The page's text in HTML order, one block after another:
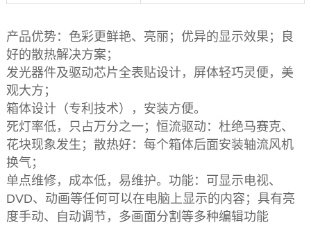
产品优势：色彩更鲜艳、亮丽；优异的显示效果；良
好的散热解决方案；
发光器件及驱动芯片全表贴设计，屏体轻巧灵便，美
观大方；
箱体设计（专利技术），安装方便。
死灯率低，只占万分之一；恒流驱动：杜绝马赛克、
花块现象发生；散热好：每个箱体后面安装轴流风机
换气；
单点维修，成本低，易维护。功能：可显示电视、
DVD、动画等任何可以在电脑上显示的内容；具有亮
度手动、自动调节，多画面分割等多种编辑功能